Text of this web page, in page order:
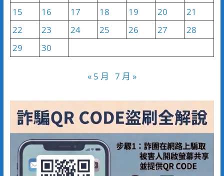
15
16 17 18 19 20
21
22
23 24 25 26 27
28
29
30
« 5 月 7 月 »